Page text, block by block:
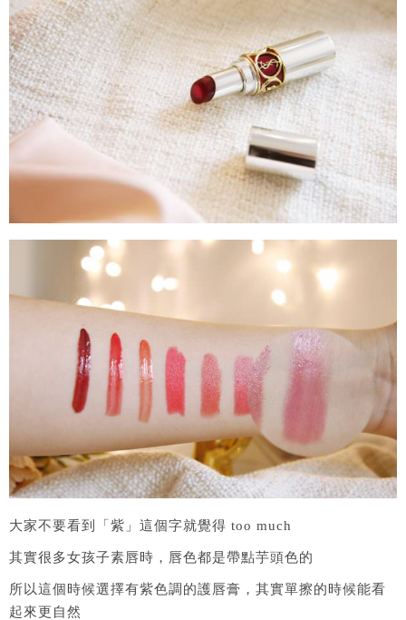
大家不要看到「紫」這個字就覺得 too much
其實很多女孩子素唇時，唇色都是帶點芋頭色的
所以這個時候選擇有紫色調的護唇膏，其實單擦的時候能看
起來更自然